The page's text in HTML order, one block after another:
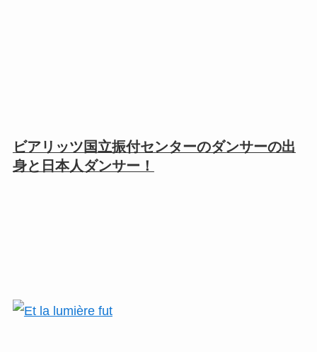
ビアリッツ国立振付センターのダンサーの出
身と日本人ダンサー！